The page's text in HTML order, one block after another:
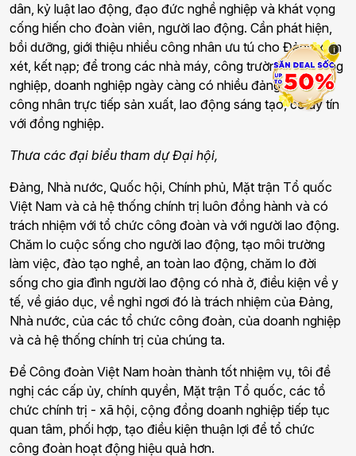
dân, kỷ luật lao động, đạo đức nghề nghiệp và khát vọng
cống hiến cho đoàn viên, người lao động. Cần phát hiện,
bồi dưỡng, giới thiệu nhiều công nhân ưu tú cho Đảng xem
xét, kết nạp; để trong các nhà máy, công trường, khu công
nghiệp, doanh nghiệp ngày càng có nhiều đảng viên là
công nhân trực tiếp sản xuất, lao động sáng tạo, có uy tín
với đồng nghiệp.
Thưa các đại biểu tham dự Đại hội,
Đảng, Nhà nước, Quốc hội, Chính phủ, Mặt trận Tổ quốc
Việt Nam và cả hệ thống chính trị luôn đồng hành và có
trách nhiệm với tổ chức công đoàn và với người lao động.
Chăm lo cuộc sống cho người lao động, tạo môi trường
làm việc, đào tạo nghề, an toàn lao động, chăm lo đời
sống cho gia đình người lao động có nhà ở, điều kiện về y
tế, về giáo dục, về nghỉ ngơi đó là trách nhiệm của Đảng,
Nhà nước, của các tổ chức công đoàn, của doanh nghiệp
và cả hệ thống chính trị của chúng ta.
Để Công đoàn Việt Nam hoàn thành tốt nhiệm vụ, tôi đề
nghị các cấp ủy, chính quyền, Mặt trận Tổ quốc, các tổ
chức chính trị - xã hội, cộng đồng doanh nghiệp tiếp tục
quan tâm, phối hợp, tạo điều kiện thuận lợi để tổ chức
công đoàn hoạt động hiệu quả hơn.
i